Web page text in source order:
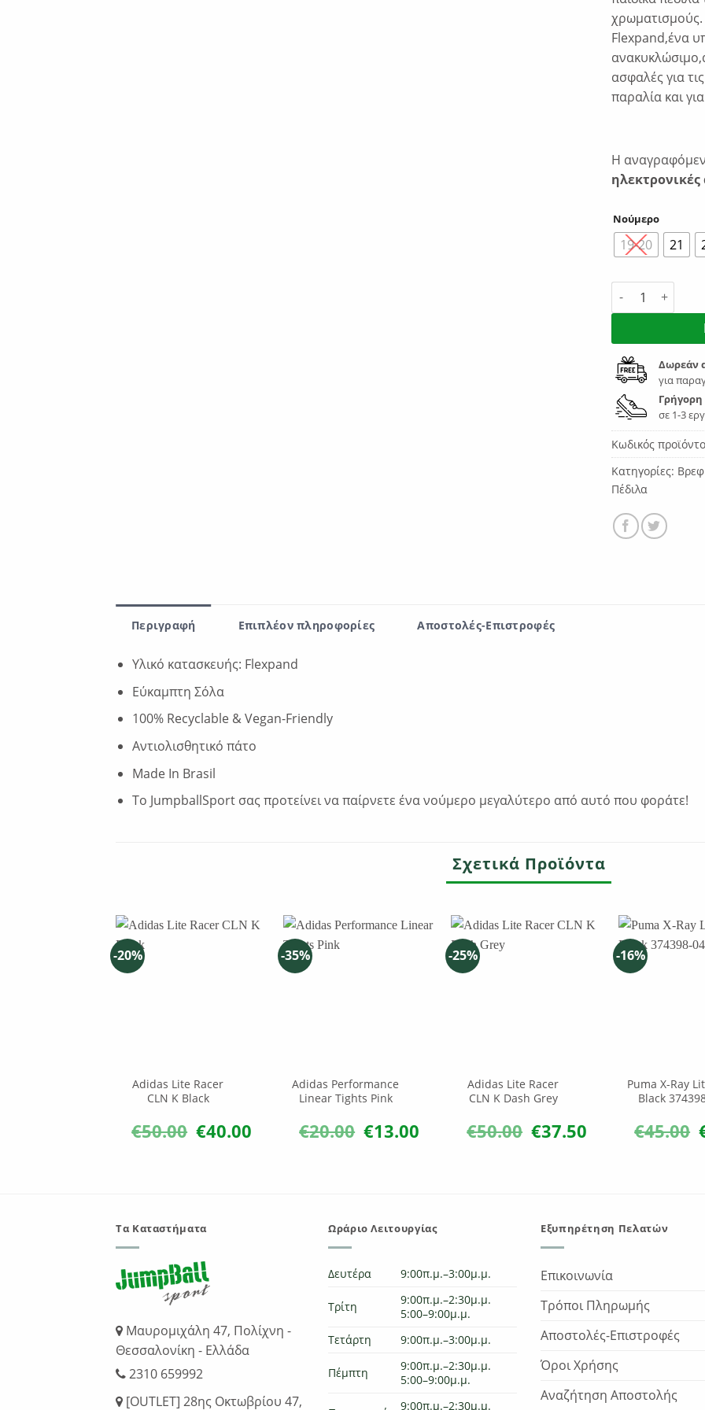
Flexpand,ένα
ασφαλές για
παραλία και
Η
ηλεκτρονικές
Νούμερο
19-20 21
Ipanema
Δωρεάν
για
σε 1-3
Κωδικός
Κατηγορίες:
Πέδιλα
Περιγραφή Επιπλέον πληροφορίες Αποστολές-Επιστροφές
Υλικό κατασκευής: Flexpand
Εύκαμπτη Σόλα
100% Recyclable & Vegan-Friendly
Αντιολισθητικό πάτο
Made In Brasil
Το JumpballSport σας προτείνει να παίρνετε ένα νούμερο μεγαλύτερο από αυτό που φοράτε!
Σχετικά Προϊόντα
-20%
Adidas Lite Racer
CLN K Black
€50.00 Original
price
€40.00Η
τρέχουσα
-35%
Adidas Performance
Linear Tights Pink
€20.00 Original
price
€13.00Η
τρέχουσα
-25%
Adidas Lite Racer
CLN K Dash Grey
€50.00 Original
price
€37.50Η
τρέχουσα
-16%
Puma X-Ray
Black
€45.00
τρέχουσα
Τα Καταστήματα
Μαυρομιχάλη 47, Πολίχνη -
Θεσσαλονίκη - Ελλάδα
2310 659992
[OUTLET] 28ης Οκτωβρίου 47,
Ωράριο Λειτουργίας
Δευτέρα 9:00π.μ.–3:00μ.μ.
Τρίτη
9:00π.μ.–2:30μ.μ.
5:00–9:00μ.μ.
Τετάρτη
9:00π.μ.–3:00μ.μ.
Πέμπτη
9:00π.μ.–2:30μ.μ.
5:00–9:00μ.μ.
9:00π.μ.–2:30μ.μ.
Εξυπηρέτηση Πελατών
Επικοινωνία
Τρόποι Πληρωμής
Αποστολές-Επιστροφές
Όροι Χρήσης
Αναζήτηση Αποστολής